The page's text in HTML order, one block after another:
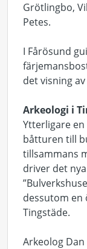
Grötlingbo,
Petes.
I Fårösund
det visning
Arkeologi i
Ytterligare
båtturen till
tillsammans
driver det
dessutom en
Tingstäde.
Arkeolog